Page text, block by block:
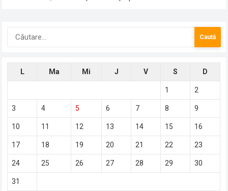
Caută
L Ma Mi J V S D
1 2
3 4 5 6 7 8 9
10 11 12 13 14 15 16
17 18 19 20 21 22 23
24 25 26 27 28 29 30
31